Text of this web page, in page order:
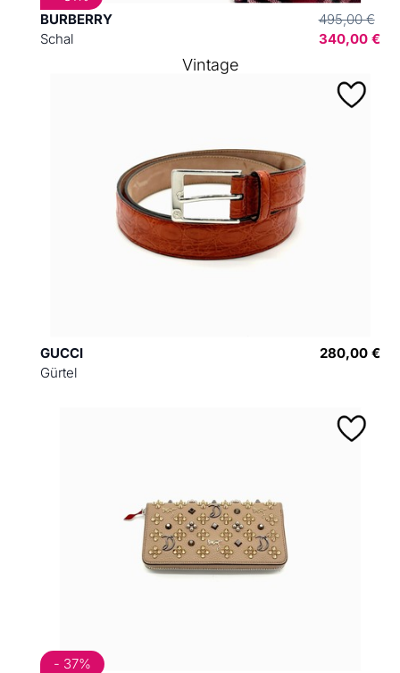
BURBERRY
Schal
495,00 €
340,00 €
GUCCI
Gürtel
280,00 €
Vintage
- 37%